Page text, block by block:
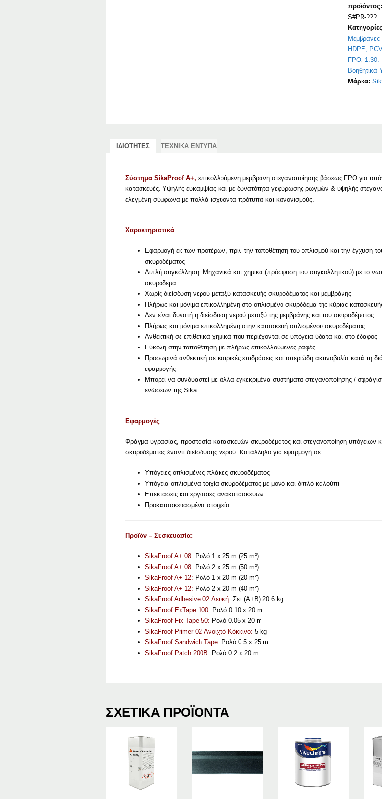
προϊόντος:
S#PR-???
HDPE,
FPO, 1.30.
Βοηθητικά
Μάρκα:
ΙΔΙΟΤΗΤΕΣ ΤΕΧΝΙΚΑ ΕΝΤΥΠΑ
Σύστημα SikaProof A+, επικολλούμενη μεμβράνη στεγανοποίησης βάσεως FPO για
κατασκευές. Υψηλής ευκαμψίας και με δυνατότητα γεφύρωσης ρωγμών & υψηλής
ελεγμένη σύμφωνα με πολλά ισχύοντα πρότυπα και κανονισμούς.
Χαρακτηριστικά
Εφαρμογή εκ των προτέρων, πριν την τοποθέτηση του οπλισμού και την έγχυση
σκυροδέματος
Διπλή συγκόλληση: Μηχανικά και χημικά (πρόσφυση του συγκολλητικού) με το
σκυρόδεμα
Χωρίς διείσδυση νερού μεταξύ κατασκευής σκυροδέματος και μεμβράνης
Πλήρως και μόνιμα επικολλημένη στο οπλισμένο σκυρόδεμα της κύριας
Δεν είναι δυνατή η διείσδυση νερού μεταξύ της μεμβράνης και του σκυροδέματος
Πλήρως και μόνιμα επικολλημένη στην κατασκευή οπλισμένου σκυροδέματος
Ανθεκτική σε επιθετικά χημικά που περιέχονται σε υπόγεια ύδατα και στο έδαφος
Εύκολη στην τοποθέτηση με πλήρως επικολλούμενες ραφές
Προσωρινά ανθεκτική σε καιρικές επιδράσεις και υπεριώδη ακτινοβολία κατά τη
εφαρμογής
Μπορεί να συνδυαστεί με άλλα εγκεκριμένα συστήματα στεγανοποίησης /
ενώσεων της Sika
Εφαρμογές
Φράγμα υγρασίας, προστασία κατασκευών σκυροδέματος και στεγανοποίηση υπόγειων
σκυροδέματος έναντι διείσδυσης νερού. Κατάλληλο για εφαρμογή σε:
Υπόγειες οπλισμένες πλάκες σκυροδέματος
Υπόγεια οπλισμένα τοιχία σκυροδέματος με μονό και διπλό καλούπι
Επεκτάσεις και εργασίες ανακατασκευών
Προκατασκευασμένα στοιχεία
Προϊόν – Συσκευασία:
SikaProof A+ 08: Ρολό 1 x 25 m (25 m²)
SikaProof A+ 08: Ρολό 2 x 25 m (50 m²)
SikaProof A+ 12: Ρολό 1 x 20 m (20 m²)
SikaProof A+ 12: Ρολό 2 x 20 m (40 m²)
SikaProof Adhesive 02 Λευκή: Σετ (Α+Β) 20.6 kg
SikaProof ExTape 100: Ρολό 0.10 x 20 m
SikaProof Fix Tape 50: Ρολό 0.05 x 20 m
SikaProof Primer 02 Ανοιχτό Κόκκινο: 5 kg
SikaProof Sandwich Tape: Ρολό 0.5 x 25 m
SikaProof Patch 200B: Ρολό 0.2 x 20 m
ΣΧΕΤΙΚΆ ΠΡΟΪΌΝΤΑ